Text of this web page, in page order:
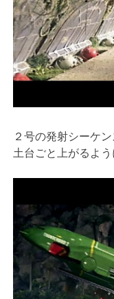
２号の発射シーケ
土台ごと上がるよう